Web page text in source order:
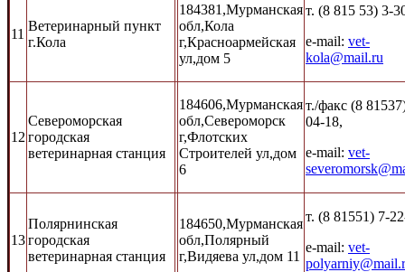
11
Ветеринарный пункт
г.Кола
184381,Мурманская
обл,Кола
г,Красноармейская
ул,дом 5
т. (8 815 53) 3-
e-mail: vet-
kola@mail.ru
12
Североморская
городская
ветеринарная станция
184606,Мурманская
обл,Североморск
г,Флотских
Строителей ул,дом
6
т./факс (8
04-18,
e-mail: vet-
13
Полярнинская
городская
ветеринарная станция
184650,Мурманская
обл,Полярный
г,Видяева ул,дом 11
т. (8 81551) 7-
e-mail: vet-